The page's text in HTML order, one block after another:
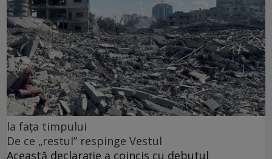
la fața timpului
De ce „restul” respinge Vestul
Această declarație a coincis cu debutul